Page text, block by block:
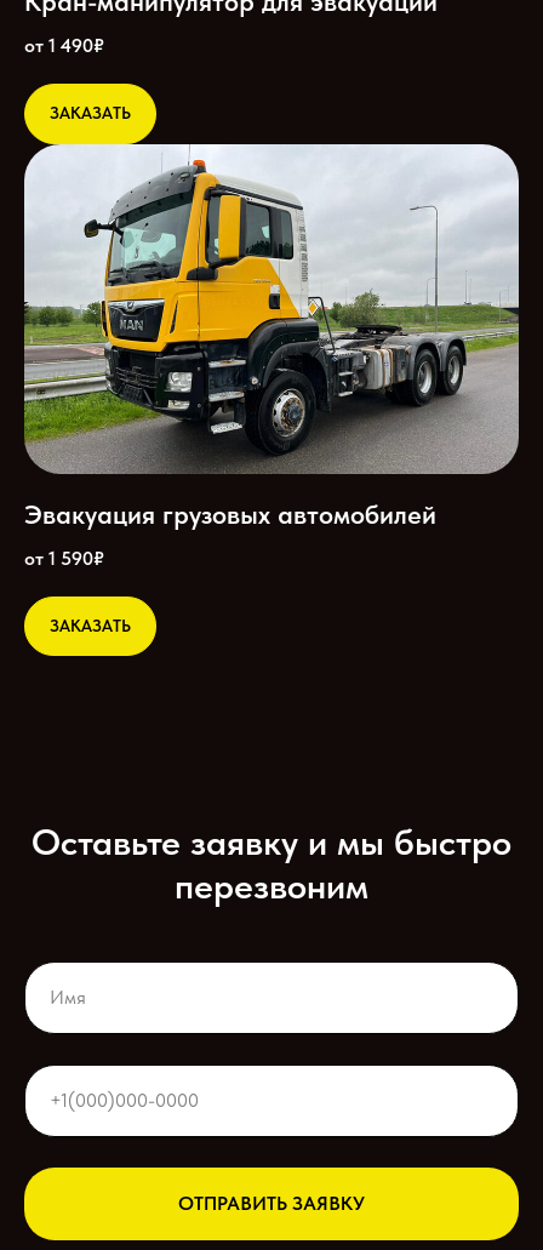
от 1 490₽
ЗАКАЗАТЬ
Эвакуация грузовых автомобилей
от 1 590₽
ЗАКАЗАТЬ
Оставьте заявку и мы быстро
перезвоним
ОТПРАВИТЬ ЗАЯВКУ